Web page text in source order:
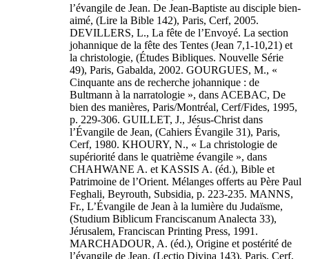
l’évangile de Jean. De Jean-Baptiste au disciple bien-
aimé, (Lire la Bible 142), Paris, Cerf, 2005.
DEVILLERS, L., La fête de l’Envoyé. La section
johannique de la fête des Tentes (Jean 7,1-10,21) et
la christologie, (Études Bibliques. Nouvelle Série
49), Paris, Gabalda, 2002. GOURGUES, M., «
Cinquante ans de recherche johannique : de
Bultmann à la narratologie », dans ACEBAC, De
bien des manières, Paris/Montréal, Cerf/Fides, 1995,
p. 229-306. GUILLET, J., Jésus-Christ dans
l’Évangile de Jean, (Cahiers Évangile 31), Paris,
Cerf, 1980. KHOURY, N., « La christologie de
supériorité dans le quatrième évangile », dans
CHAHWANE A. et KASSIS A. (éd.), Bible et
Patrimoine de l’Orient. Mélanges offerts au Père Paul
Feghali, Beyrouth, Subsidia, p. 223-235. MANNS,
Fr., L’Évangile de Jean à la lumière du Judaïsme,
(Studium Biblicum Franciscanum Analecta 33),
Jérusalem, Franciscan Printing Press, 1991.
MARCHADOUR, A. (éd.), Origine et postérité de
l’évangile de Jean, (Lectio Divina 143), Paris, Cerf,